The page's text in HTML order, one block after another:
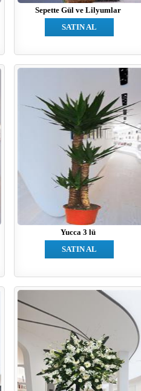
Sepette Gül ve Lilyumlar
SATIN AL
Yucca 3 lü
SATIN AL